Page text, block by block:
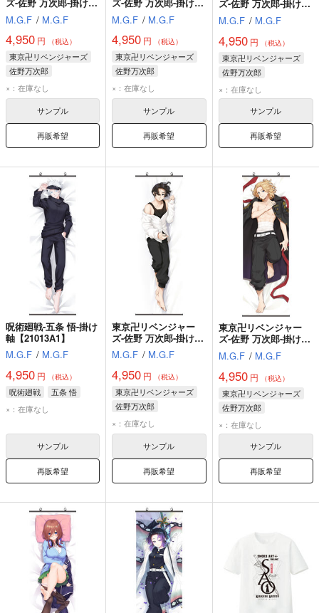
【21061A2】
M.G.F / M.G.F
4,950 円 （税込）
東京卍リベンジャーズ
佐野万次郎
×：在庫なし
サンプル
再販希望
【21081B1】
M.G.F / M.G.F
4,950 円 （税込）
東京卍リベンジャーズ
佐野万次郎
×：在庫なし
サンプル
再販希望
ズ-佐野 万次郎-掛け軸
【21081A1】
M.G.F / M.G.F
4,950円 （税込）
東京卍リベンジャーズ
佐野万次郎
×：在庫なし
サンプル
再販希望
呪術廻戦-五条 悟-掛け
軸【21013A1】
M.G.F / M.G.F
4,950 円 （税込）
呪術廻戦
五条 悟
×：在庫なし
サンプル
再販希望
東京卍リベンジャー
ズ-佐野 万次郎-掛け軸
【21081A1】
M.G.F / M.G.F
4,950 円 （税込）
東京卍リベンジャーズ
佐野万次郎
×：在庫なし
サンプル
再販希望
東京卍リベンジャー
ズ-佐野 万次郎-掛け軸
【21061A2】
M.G.F / M.G.F
4,950円 （税込）
東京卍リベンジャーズ
佐野万次郎
×：在庫なし
サンプル
再販希望